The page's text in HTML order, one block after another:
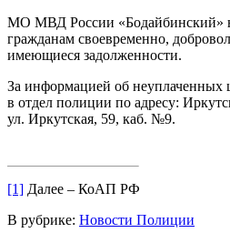
МО МВД России «Бодайбинский»
гражданам своевременно,
имеющиеся задолженности.
За информацией об неуплаченных
в отдел полиции по адресу:
ул. Иркутская, 59, каб. №9.
[1] Далее – КоАП РФ
В рубрике: Новости Полиции